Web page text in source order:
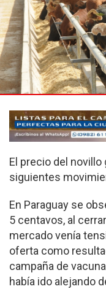
El precio del
siguientes
En Paraguay se
5 centavos, al
mercado venía
oferta como
campaña de
había ido alejando